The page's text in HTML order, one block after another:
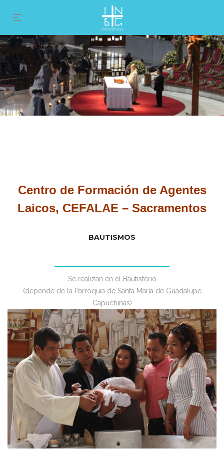
Centro de Formación de Agentes
Laicos, CEFALAE – Sacramentos
BAUTISMOS
Se realizan en el Bautisterio
(depende de la Parroquia de Santa María de Guadalupe
Capuchinas)